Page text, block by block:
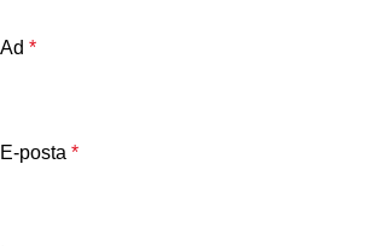
Ad *
E-posta *